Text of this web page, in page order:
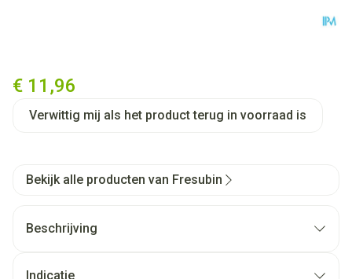
€ 11,96
Verwittig mij als het product terug in voorraad is
Bekijk alle producten van Fresubin
Beschrijving
Indicatie